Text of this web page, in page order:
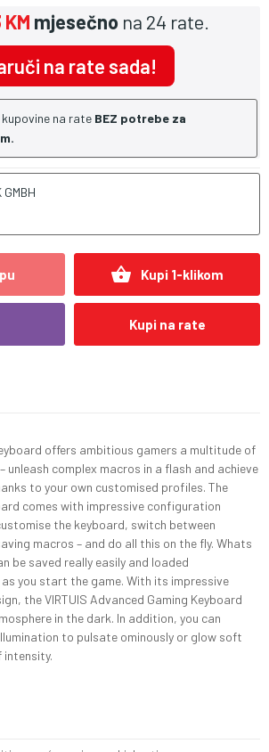
KM mjesečno na 24 rate.
na rate sada!
na rate BEZ potrebe za
shopping_basket Kupi 1-klikom
Kupi na rate
offers ambitious gamers a multitude of
complex macros in a flash and achieve
to your own customised profiles. The
comes with impressive configuration
the keyboard, switch between
macros – and do all this on the fly. Whats
be saved really easily and loaded
you start the game. With its impressive
the VIRTUIS Advanced Gaming Keyboard
in the dark. In addition, you can
to pulsate ominously or glow soft
intensity.